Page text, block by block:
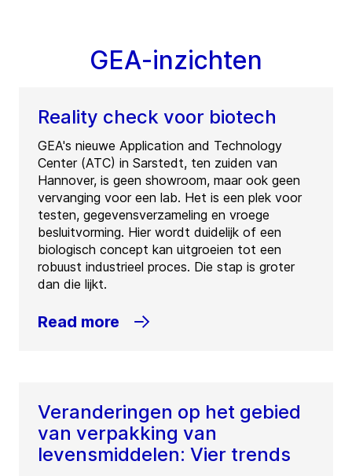
GEA-inzichten
Reality check voor biotech
GEA's nieuwe Application and Technology
Center (ATC) in Sarstedt, ten zuiden van
Hannover, is geen showroom, maar ook geen
vervanging voor een lab. Het is een plek voor
testen, gegevensverzameling en vroege
besluitvorming. Hier wordt duidelijk of een
biologisch concept kan uitgroeien tot een
robuust industrieel proces. Die stap is groter
dan die lijkt.
Read more
Veranderingen op het gebied
van verpakking van
levensmiddelen: Vier trends